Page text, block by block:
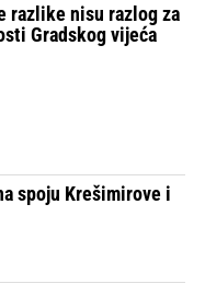
razlike nisu razlog za
Gradskog vijeća
spoju Krešimirove i